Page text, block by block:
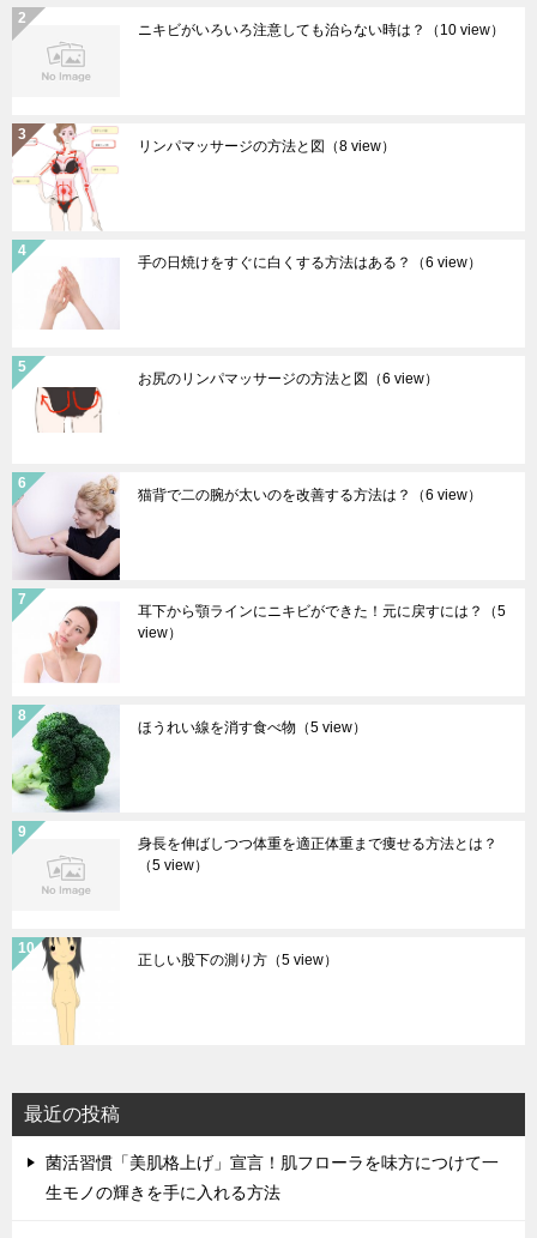
ニキビがいろいろ注意しても治らない時は？ （10 view）
リンパマッサージの方法と図 （8 view）
手の日焼けをすぐに白くする方法はある？ （6 view）
お尻のリンパマッサージの方法と図 （6 view）
猫背で二の腕が太いのを改善する方法は？ （6 view）
耳下から顎ラインにニキビができた！元に戻すには？
（5
view）
ほうれい線を消す食べ物 （5 view）
身長を伸ばしつつ体重を適正体重まで痩せる方法とは？
（5 view）
正しい股下の測り方 （5 view）
最近の投稿
菌活習慣「美肌格上げ」宣言！肌フローラを味方につけて一
生モノの輝きを手に入れる方法